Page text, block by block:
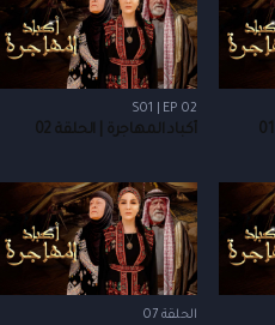
S01 | EP 02
أكباد المهاجرة | الحلقة 02
الحلقة 07